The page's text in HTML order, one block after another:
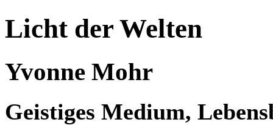
Licht der Welten
Yvonne Mohr
Geistiges Medium,